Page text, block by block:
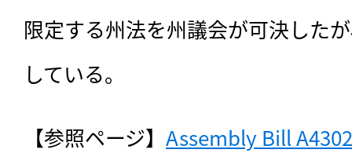
限定する州法を州議会が可決した
している。
【参照ページ】 Assembly Bill A4302